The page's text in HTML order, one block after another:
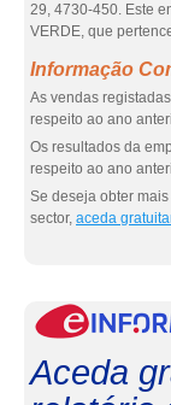
29, 4730-450. Este
VERDE, que
Informação
As vendas
respeito ao ano
Os resultados da
respeito ao ano
Se deseja obter
sector, aceda
Aceda